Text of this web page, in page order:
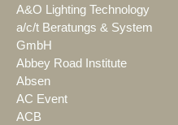
A&O Lighting Technology
a/c/t Beratungs & System
GmbH
Abbey Road Institute
Absen
AC Event
ACB